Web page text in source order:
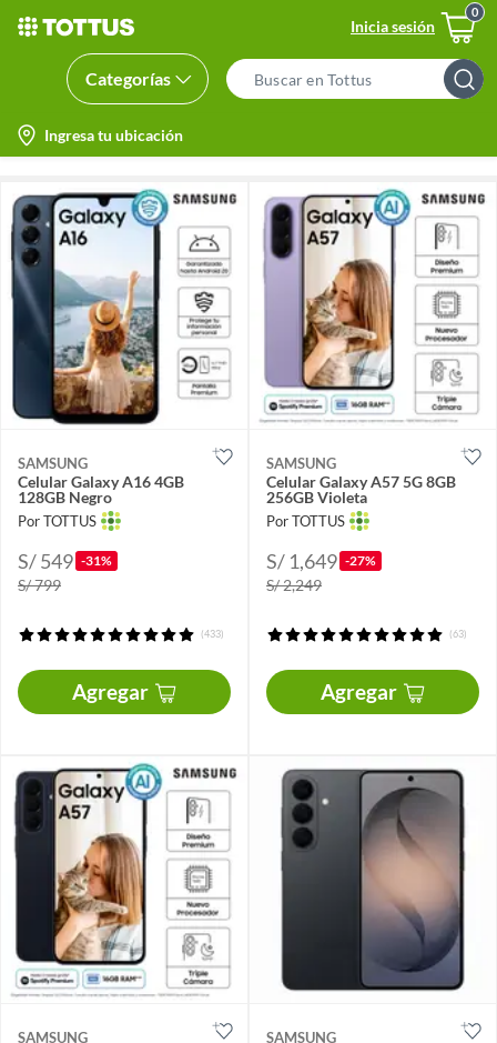
Inicia sesión
Categorías
Search
Bar
location-
icon
Ingresa tu ubicación
SAMSUNG
Celular Galaxy A16 4GB
128GB Negro
Por TOTTUS
S/ 549 -31%
S/ 799
(433)
Agregar
SAMSUNG
Celular Galaxy A57 5G 8GB
256GB Violeta
Por TOTTUS
S/ 1,649 -27%
S/ 2,249
(63)
Agregar
SAMSUNG SAMSUNG